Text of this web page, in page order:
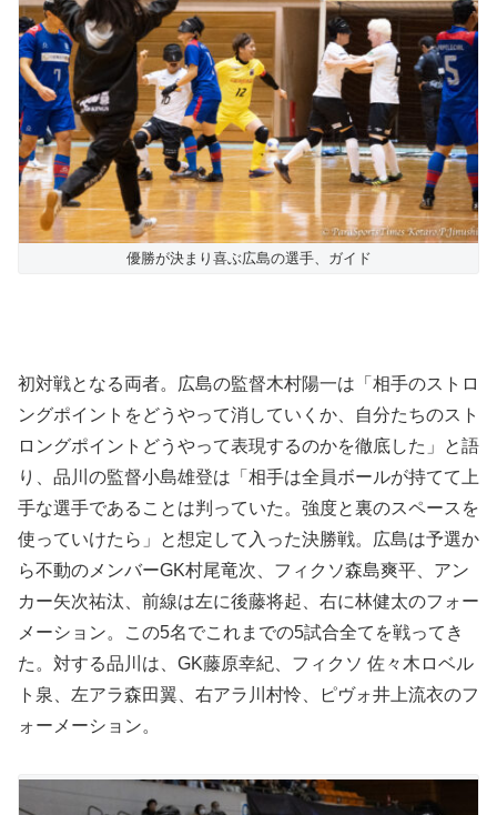
優勝が決まり喜ぶ広島の選手、ガイド
初対戦となる両者。広島の監督木村陽一は「相手のストロ
ングポイントをどうやって消していくか、自分たちのスト
ロングポイントどうやって表現するのかを徹底した」と語
り、品川の監督小島雄登は「相手は全員ボールが持てて上
手な選手であることは判っていた。強度と裏のスペースを
使っていけたら」と想定して入った決勝戦。広島は予選か
ら不動のメンバーGK村尾竜次、フィクソ森島爽平、アン
カー矢次祐汰、前線は左に後藤将起、右に林健太のフォー
メーション。この5名でこれまでの5試合全てを戦ってき
た。対する品川は、GK藤原幸紀、フィクソ 佐々木ロベル
ト泉、左アラ森田翼、右アラ川村怜、ピヴォ井上流衣のフ
ォーメーション。